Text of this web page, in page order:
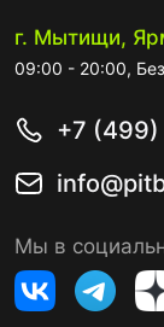
г. Мытищи,
09:00 - 20:00,
+7
Мы в